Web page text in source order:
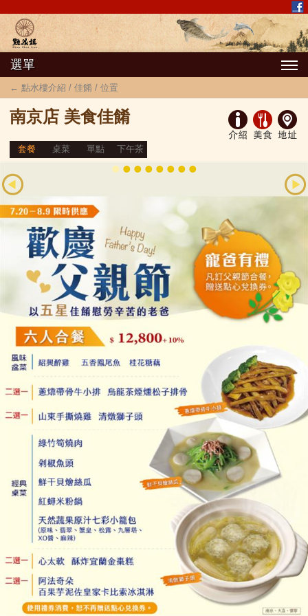
選單
← 點水樓介紹 / 佳餚 / 位置
南京店 美食佳餚
套餐 桌菜 單點 下午茶
••••••••